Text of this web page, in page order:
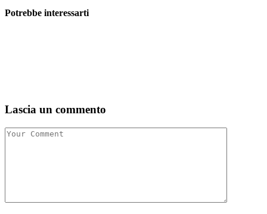
Potrebbe interessarti
Lascia un commento